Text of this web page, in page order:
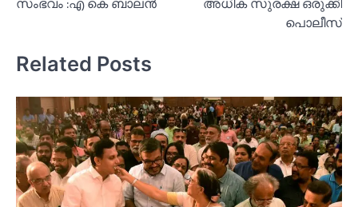
പൊലീസ്
Related Posts